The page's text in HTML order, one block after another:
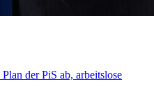
der PiS ab, arbeitslose